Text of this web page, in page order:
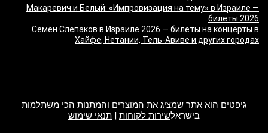
Макаревич и Белый: «Импровизация на тему» в Израиле —
билеты 2026
Семён Слепаков в Израиле 2026 — билеты на концерты в
Хайфе, Нетании, Тель-Авиве и других городах
גיפטים הוא אתר שמציג את המוצרים והמתנות הכי משתלמות
בישראלשירות לקוחות | תנאי שימוש